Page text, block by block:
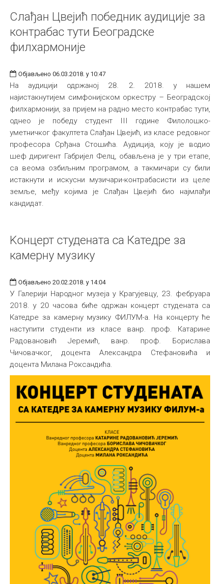
Слађан Цвејић победник аудиције за
контрабас тути Београдске
филхармоније
Објављено 06.03.2018. у 10:47
На аудицији одржаној 28. 2. 2018. у нашем
најистакнутијем симфонијском оркестру – Београдској
филхармонији, за пријем на радно место контрабас тути,
однео је победу студент III године Филолошко-
уметничког факултета Слађан Цвејић, из класе редовног
професора Срђана Стошића. Аудиција, коју је водио
шеф диригент Габријел Фелц, обављена је у три етапе,
са веома озбиљним програмом, а такмичари су били
истакнути и искусни музичари-контрабасисти из целе
земље, међу којима је Слађан Цвејић био најмлађи
кандидат.
Kонцерт студената са Катедре за
камерну музику
Објављено 20.02.2018. у 14:04
У Галерији Народног музеја у Крагујевцу, 23. фебруара
2018. у 20 часова биће одржан концерт студената са
Катедре за камерну музику ФИЛУМ-а. На концерту ће
наступити студенти из класе ванр. проф. Катарине
Радовановић Јеремић, ванр. проф. Борислава
Чичовачког, доцента Александра Стефановића и
доцента Милана Роксандића.